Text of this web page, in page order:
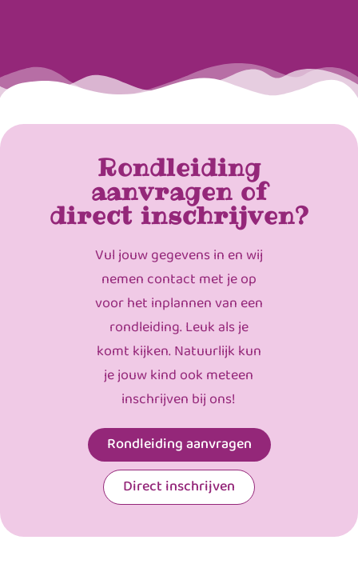
Rondleiding
aanvragen of
direct inschrijven?
Vul jouw gegevens in en wij
nemen contact met je op
voor het inplannen van een
rondleiding. Leuk als je
komt kijken. Natuurlijk kun
je jouw kind ook meteen
inschrijven bij ons!
Rondleiding aanvragen
Direct inschrijven